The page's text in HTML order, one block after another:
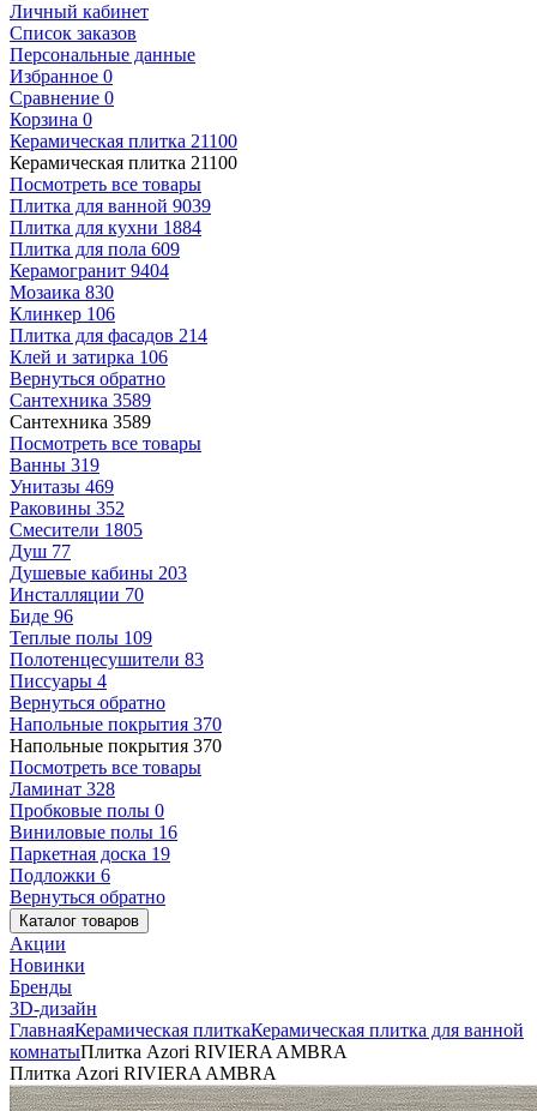
Личный кабинет
Список заказов
Персональные данные
Избранное 0
Сравнение 0
Корзина 0
Керамическая плитка 21100
Керамическая плитка 21100
Посмотреть все товары
Плитка для ванной 9039
Плитка для кухни 1884
Плитка для пола 609
Керамогранит 9404
Мозаика 830
Клинкер 106
Плитка для фасадов 214
Клей и затирка 106
Вернуться обратно
Сантехника 3589
Сантехника 3589
Посмотреть все товары
Ванны 319
Унитазы 469
Раковины 352
Смесители 1805
Душ 77
Душевые кабины 203
Инсталляции 70
Биде 96
Теплые полы 109
Полотенцесушители 83
Писсуары 4
Вернуться обратно
Напольные покрытия 370
Напольные покрытия 370
Посмотреть все товары
Ламинат 328
Пробковые полы 0
Виниловые полы 16
Паркетная доска 19
Подложки 6
Вернуться обратно
Каталог товаров
Акции
Новинки
Бренды
3D-дизайн
ГлавнаяКерамическая плиткаКерамическая плитка для ванной
комнатыПлитка Azori RIVIERA AMBRA
Плитка Azori RIVIERA AMBRA